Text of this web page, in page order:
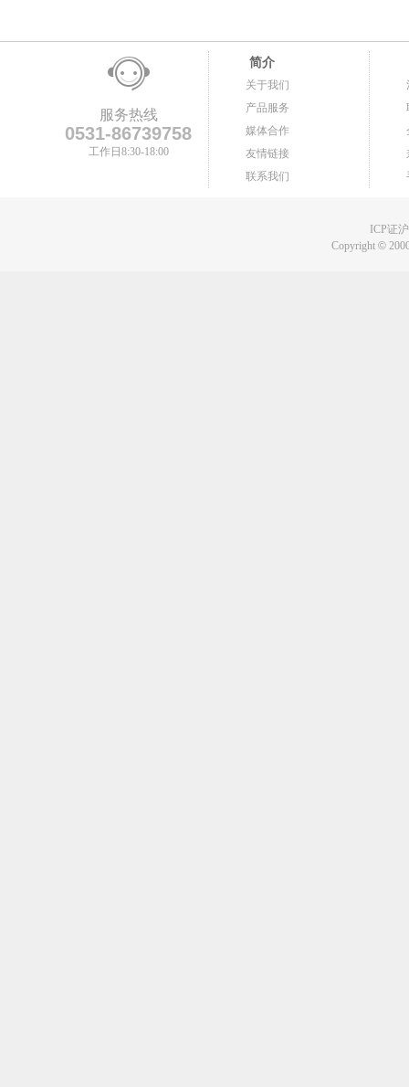
服务热线
0531-86739758
工作日8:30-18:00
简介
关于我们
产品服务
媒体合作
友情链接
联系我们
ICP证
Copyright©